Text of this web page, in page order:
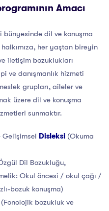
Amacı
bünyesinde dil ve konuşma
her yaştan bireyin
iletişim bozuklukları
ve danışmanlık hizmeti
grupları, aileler ve
üzere dil ve konuşma
sunmaktır.
Gelişimsel Disleksi (Okuma
Dil Bozukluğu,
Okul öncesi / okul çağı /
bozuk konuşma)
(Fonolojik bozukluk ve